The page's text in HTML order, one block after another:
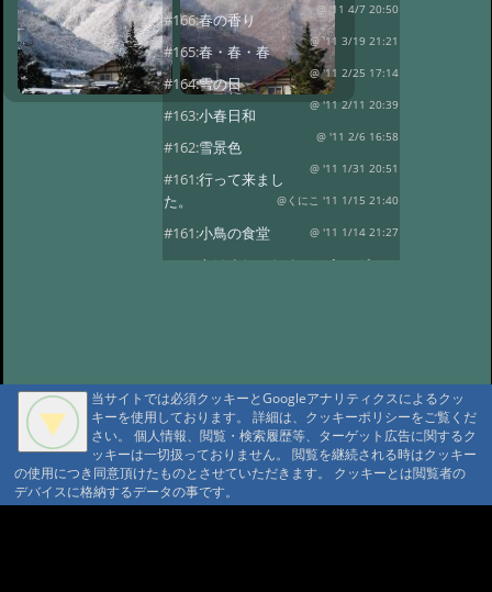
@ '11 4/7 20:50
#166:春の香り
@ '11 3/19 21:21
#165:春・春・春
@ '11 2/25 17:14
#164:雪の日
@ '11 2/11 20:39
#163:小春日和
@ '11 2/6 16:58
#162:雪景色
@ '11 1/31 20:51
#161:行って来まし
た。
@くにこ '11 1/15 21:40
#161:小鳥の食堂 @ '11 1/14 21:27
#160:あけましておめでとうござい
#157:今日は疲れました。
@ '10 11/29 22:37
#156:寒い朝です。
@ '10 11/19 22:16
#155:そろそろ冬支度
@ '10 11/4 10:30
#154:白い峰
#153:ふじばかまとア
当サイトでは必須クッキーとGoogleアナリティクスによるクッ
キーを使用しております。 詳細は、クッキーポリシーをご覧くだ
さい。 個人情報、閲覧・検索履歴等、ターゲット広告に関するク
ッキーは一切扱っておりません。 閲覧を継続される時はクッキー
の使用につき同意頂けたものとさせていただきます。 クッキーとは閲覧者の
デバイスに格納するデータの事です。